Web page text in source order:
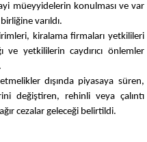
müeyyidelerin konulması ve var
varıldı.
kiralama firmaları yetkilileri
ve yetkililerin caydırıcı önlemler
dışında piyasaya süren,
değiştiren, rehinli veya çalıntı
cezalar geleceği belirtildi.